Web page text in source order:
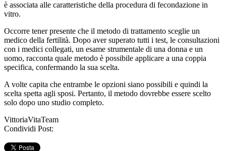
è associata alle caratteristiche della procedura di fecondazione in
vitro.
Occorre tener presente che il metodo di trattamento sceglie un
medico della fertilità. Dopo aver superato tutti i test, le consultazioni
con i medici collegati, un esame strumentale di una donna e un
uomo, racconta quale metodo è possibile applicare a una coppia
specifica, confermando la sua scelta.
A volte capita che entrambe le opzioni siano possibili e quindi la
scelta spetta agli sposi. Pertanto, il metodo dovrebbe essere scelto
solo dopo uno studio completo.
VittoriaVitaTeam
Condividi Post: